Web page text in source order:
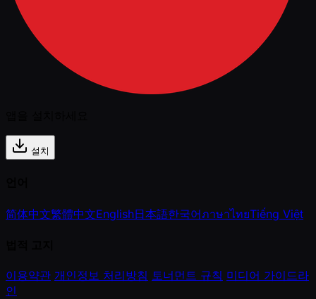
설치
简体中文繁體中文English日本語한국어ภาษาไทยTiếng Việt
이용약관 개인정보 처리방침 토너먼트 규칙 미디어 가이드라
인